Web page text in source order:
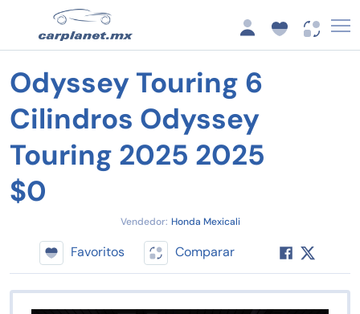
Odyssey Touring 6
Cilindros Odyssey
Touring 2025 2025
$0
Vendedor: Honda Mexicali
Favoritos Comparar